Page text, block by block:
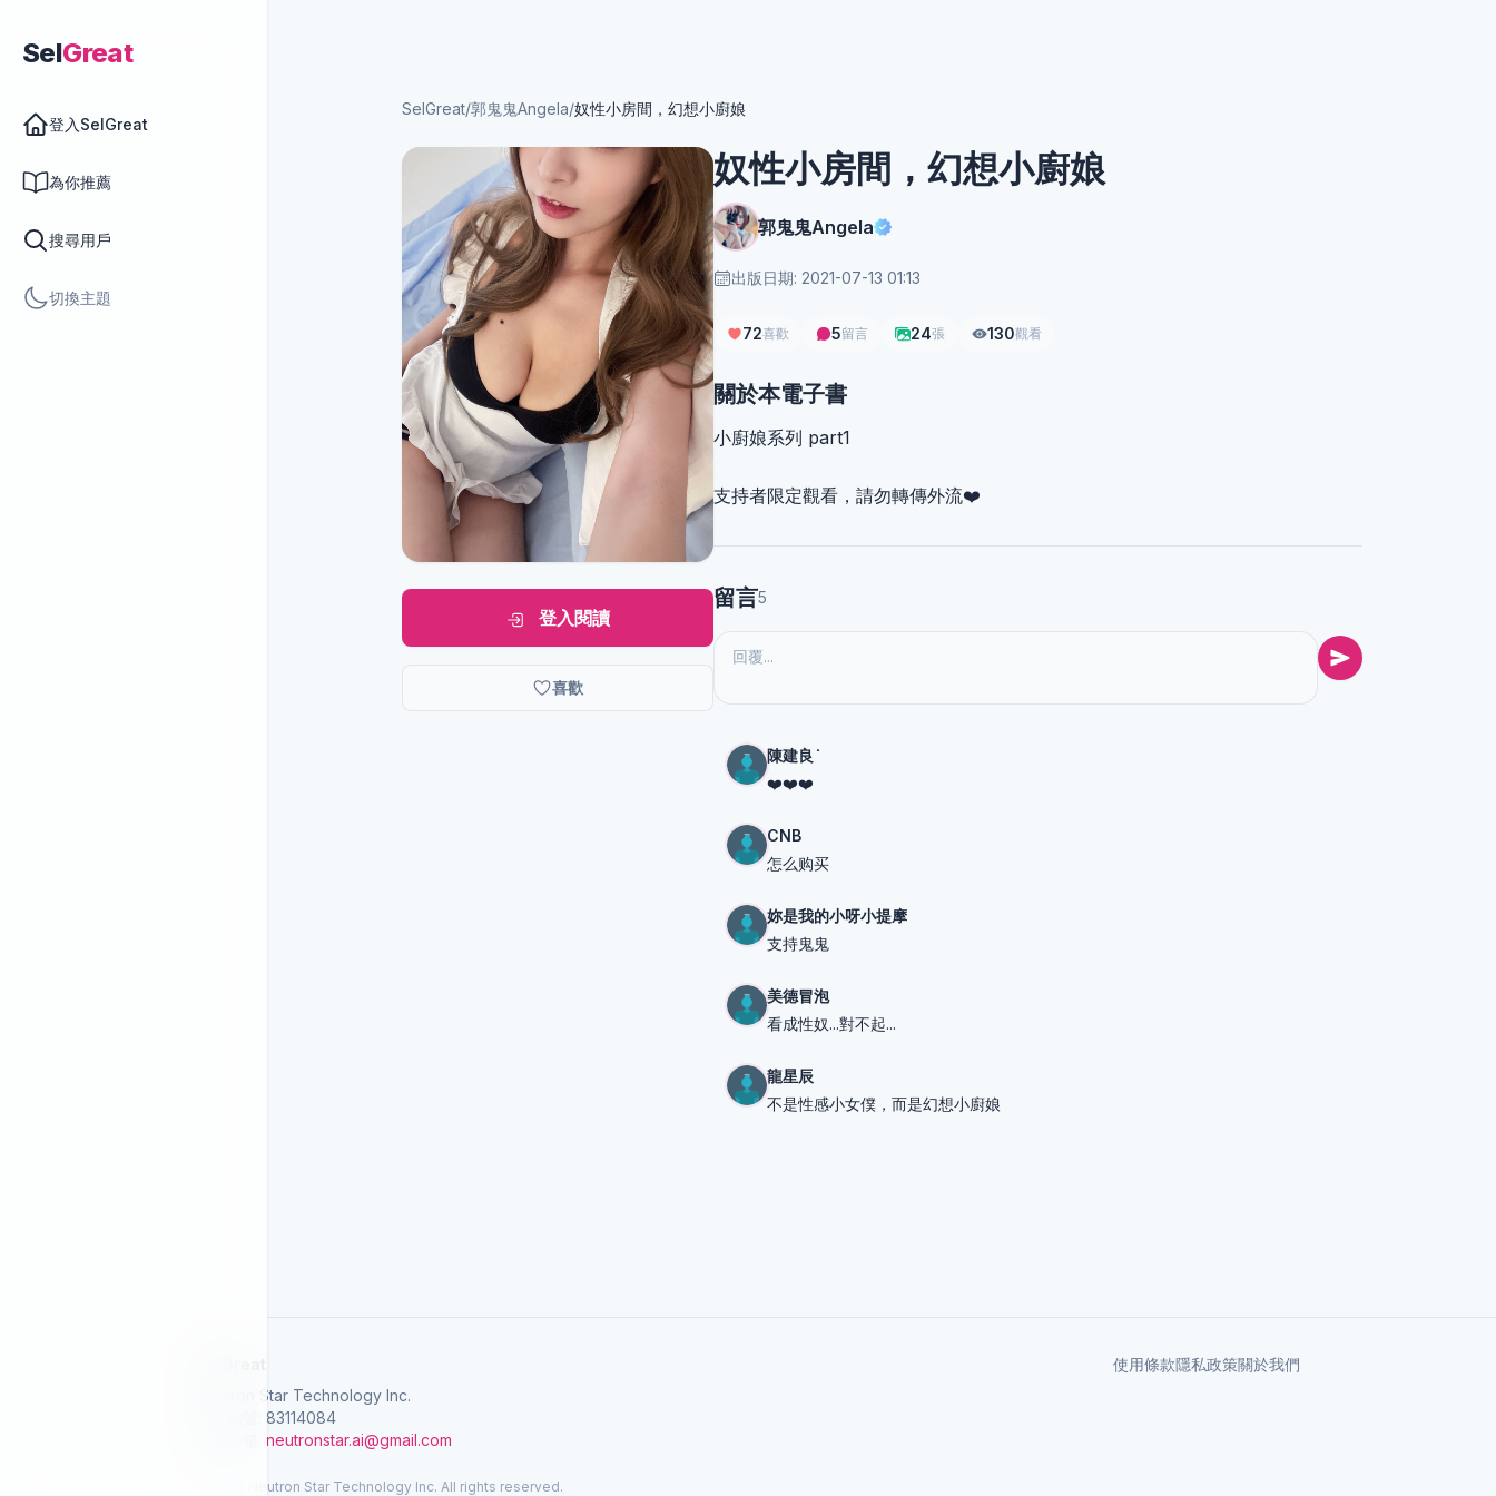
SelGreat
登入SelGreat
為你推薦
搜尋用戶
切換主題
SelGreat/郭鬼鬼Angela/奴性小房間，幻想小廚娘
登入閱讀
喜歡
奴性小房間，幻想小廚娘
郭鬼鬼Angela
出版日期: 2021-07-13 01:13
72喜歡 5留言 24張 130觀看
關於本電子書
小廚娘系列 part1
支持者限定觀看，請勿轉傳外流❤️
留言5
陳建良 ̇
❤️❤️❤️
CNB
怎么购买
妳是我的小呀小提摩
支持鬼鬼
美德冒泡
看成性奴...對不起...
龍星辰
不是性感小女僕，而是幻想小廚娘
Neutron Star Technology Inc.
統一編號: 83114084
neutronstar.ai@gmail.com
使用條款隱私政策關於我們
© 2026 Neutron Star Technology Inc. All rights reserved.